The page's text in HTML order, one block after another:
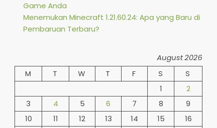
Game Anda
Menemukan Minecraft 1.21.60.24: Apa yang Baru di
Pembaruan Terbaru?
August 2026
M
T W T F S
S
1
2
3
4 5 6 7 8
9
10
11 12 13 14 15
16